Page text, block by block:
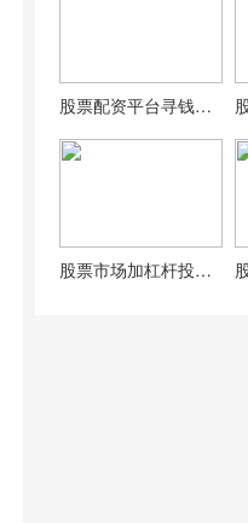
股票配资平台寻钱网、米牛网今日公告：停止相关中介服务业务
股票市场加杠杆投资策略指南，了解原理与规避风险要点